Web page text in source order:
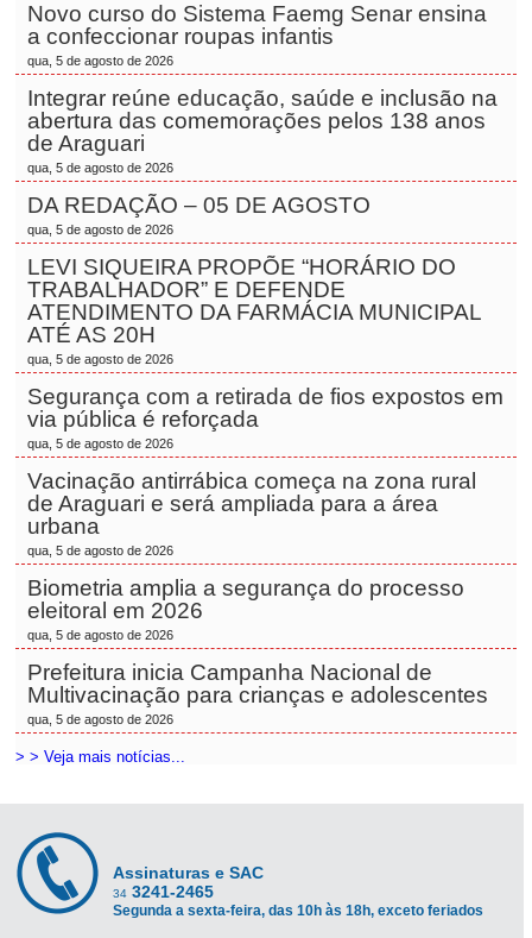
Novo curso do Sistema Faemg Senar ensina
a confeccionar roupas infantis
qua, 5 de agosto de 2026
Integrar reúne educação, saúde e inclusão na
abertura das comemorações pelos 138 anos
de Araguari
qua, 5 de agosto de 2026
DA REDAÇÃO – 05 DE AGOSTO
qua, 5 de agosto de 2026
LEVI SIQUEIRA PROPÕE “HORÁRIO DO
TRABALHADOR” E DEFENDE
ATENDIMENTO DA FARMÁCIA MUNICIPAL
ATÉ AS 20H
qua, 5 de agosto de 2026
Segurança com a retirada de fios expostos em
via pública é reforçada
qua, 5 de agosto de 2026
Vacinação antirrábica começa na zona rural
de Araguari e será ampliada para a área
urbana
qua, 5 de agosto de 2026
Biometria amplia a segurança do processo
eleitoral em 2026
qua, 5 de agosto de 2026
Prefeitura inicia Campanha Nacional de
Multivacinação para crianças e adolescentes
qua, 5 de agosto de 2026
> > Veja mais notícias...
Assinaturas e SAC
34 3241-2465
Segunda a sexta-feira, das 10h às 18h, exceto feriados